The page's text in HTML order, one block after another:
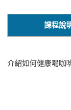
課程說
介紹如何健康喝咖